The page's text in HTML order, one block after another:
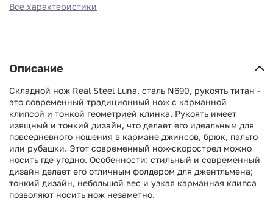
Все характеристики
Описание
Складной нож Real Steel Luna, сталь N690, рукоять титан -
это современный традиционный нож с карманной
клипсой и тонкой геометрией клинка. Рукоять имеет
изящный и тонкий дизайн, что делает его идеальным для
повседневного ношения в кармане джинсов, брюк, пальто
или рубашки. Этот современный нож-скорострел можно
носить где угодно. Особенности: стильный и современный
дизайн делает его отличным фолдером для джентльмена;
тонкий дизайн, небольшой вес и узкая карманная клипса
позволяют носить нож незаметно.